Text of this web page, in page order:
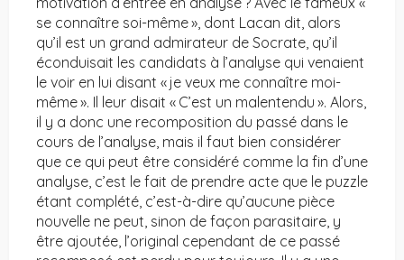
se connaître soi-même », dont Lacan dit, alors
qu’il est un grand admirateur de Socrate, qu’il
éconduisait les candidats à l’analyse qui venaient
le voir en lui disant « je veux me connaître moi-
même ». Il leur disait « C’est un malentendu ». Alors,
il y a donc une recomposition du passé dans le
cours de l’analyse, mais il faut bien considérer
que ce qui peut être considéré comme la fin d’une
analyse, c’est le fait de prendre acte que le puzzle
étant complété, c’est-à-dire qu’aucune pièce
nouvelle ne peut, sinon de façon parasitaire, y
être ajoutée, l’original cependant de ce passé